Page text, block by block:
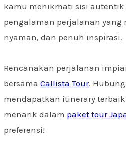
kamu menikmati sisi autentik
pengalaman perjalanan yang
nyaman, dan penuh inspirasi.
Rencanakan perjalanan
bersama Callista Tour.
mendapatkan itinerary
menarik dalam paket tour
preferensi!